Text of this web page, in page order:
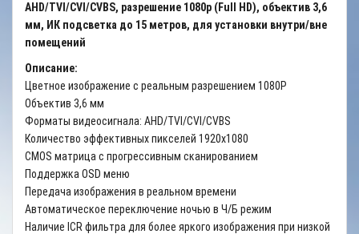
AHD/TVI/CVI/CVBS, разрешение 1080p (Full HD), объектив 3,6
мм, ИК подсветка до 15 метров, для установки внутри/вне
помещений
Описание:
Цветное изображение с реальным разрешением 1080P
Объектив 3,6 мм
Форматы видеосигнала: AHD/TVI/CVI/CVBS
Количество эффективных пикселей 1920х1080
CMOS матрица с прогрессивным сканированием
Поддержка OSD меню
Передача изображения в реальном времени
Автоматическое переключение ночью в Ч/Б режим
Наличие ICR фильтра для более яркого изображения при низкой